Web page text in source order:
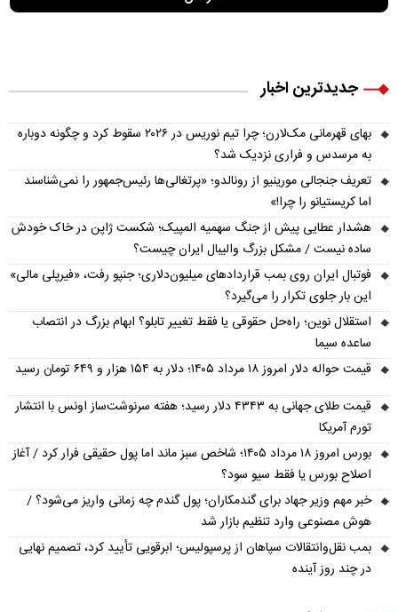
جدیدترین اخبار
بهای قهرمانی مک‌لارن؛ چرا تیم نوریس در ۲۰۲۶ سقوط کرد و چگونه دوباره
به مرسدس و فراری نزدیک شد؟
تعریف جنجالی مورینیو از رونالدو؛ «پرتغالی‌ها رئیس‌جمهور را نمی‌شناسند
اما کریستیانو را چرا!»
هشدار عطایی پیش از جنگ سهمیه المپیک؛ شکست ژاپن در خاک خودش
ساده نیست / مشکل بزرگ والیبال ایران چیست؟
فوتبال ایران روی بمب قراردادهای میلیون‌دلاری؛ جنپو رفت، «فیرپلی مالی»
این بار جلوی تکرار را می‌گیرد؟
استقلال نوین؛ راه‌حل حقوقی یا فقط تغییر تابلو؟ ابهام بزرگ در انتصاب
ساعده سیما
قیمت حواله دلار امروز ۱۸ مرداد ۱۴۰۵؛ دلار به ۱۵۴ هزار و ۶۴۹ تومان رسید
قیمت طلای جهانی به ۴۳۴۳ دلار رسید؛ هفته سرنوشت‌ساز اونس با انتشار
تورم آمریکا
بورس امروز ۱۸ مرداد ۱۴۰۵؛ شاخص سبز ماند اما پول حقیقی فرار کرد / آغاز
اصلاح بورس یا فقط سیو سود؟
خبر مهم وزیر جهاد برای گندمکاران؛ پول گندم چه زمانی واریز می‌شود؟ /
هوش مصنوعی وارد تنظیم بازار شد
بمب نقل‌وانتقالات سپاهان از پرسپولیس؛ ابرقویی تأیید کرد، تصمیم نهایی
در چند روز آینده